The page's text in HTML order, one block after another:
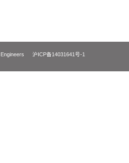
＆ Engineers 沪ICP备14031641号-1